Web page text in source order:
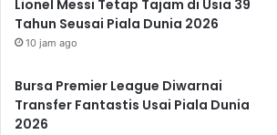
Lionel Messi Tetap Tajam di Usia 39
Tahun Seusai Piala Dunia 2026
10 jam ago
Bursa Premier League Diwarnai
Transfer Fantastis Usai Piala Dunia
2026